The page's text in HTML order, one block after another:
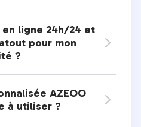
en ligne 24h/24 et
pour mon
?

AZEOO
à utiliser ?
